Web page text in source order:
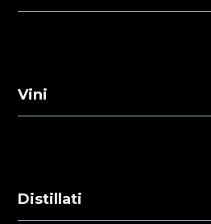
Vini
Distillati